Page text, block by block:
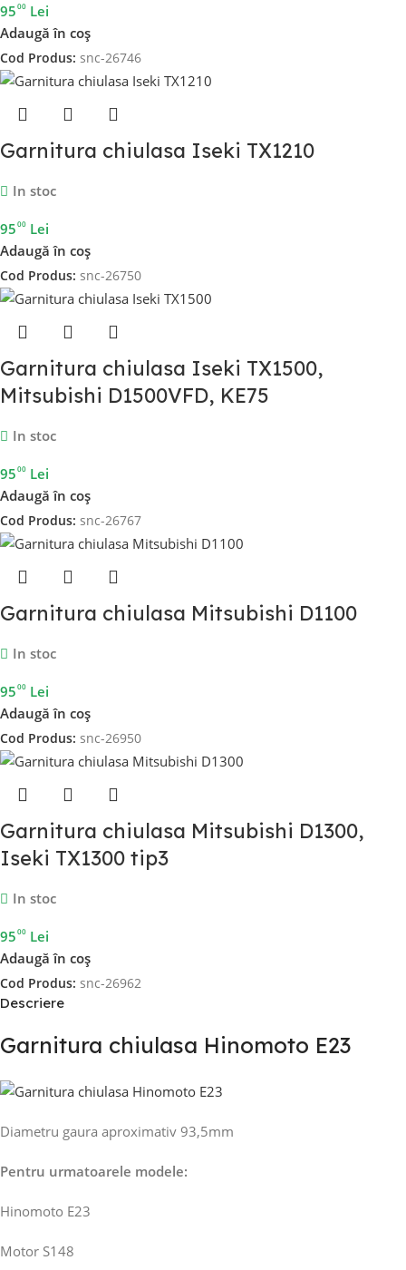
9500 Lei
Adaugă în coș
Cod Produs: snc-26746
Garnitura chiulasa Iseki TX1210
In stoc
9500 Lei
Adaugă în coș
Cod Produs: snc-26750
Garnitura chiulasa Iseki TX1500,
Mitsubishi D1500VFD, KE75
In stoc
9500 Lei
Adaugă în coș
Cod Produs: snc-26767
Garnitura chiulasa Mitsubishi D1100
In stoc
9500 Lei
Adaugă în coș
Cod Produs: snc-26950
Garnitura chiulasa Mitsubishi D1300,
Iseki TX1300 tip3
In stoc
9500 Lei
Adaugă în coș
Cod Produs: snc-26962
Descriere
Garnitura chiulasa Hinomoto E23
Diametru gaura aproximativ 93,5mm
Pentru urmatoarele modele:
Hinomoto E23
Motor S148